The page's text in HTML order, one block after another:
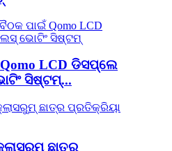
LCD ଡିସପ୍ଲେ
ସିଷ୍ଟମ୍...
ଛାତ୍ର